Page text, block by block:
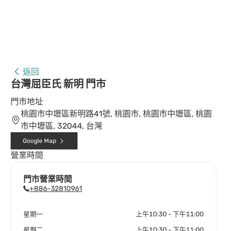
返回
台灣屈臣氏 新明 門市
門市地址
桃園市中壢區新明路41號, 桃園市, 桃園市中壢區, 桃園
市中壢區, 32044, 台灣
Google Map
營業時間
門市營業時間
+886-32810961
星期一 上午10:30 - 下午11:00